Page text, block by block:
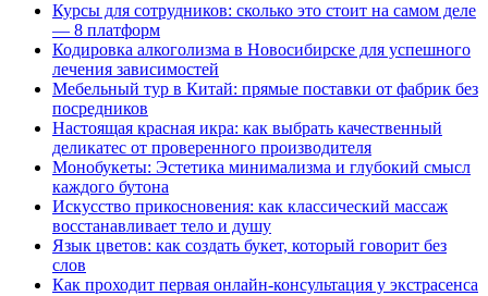
Курсы для сотрудников: сколько это стоит на самом деле
— 8 платформ
Кодировка алкоголизма в Новосибирске для успешного
лечения зависимостей
Мебельный тур в Китай: прямые поставки от фабрик без
посредников
Настоящая красная икра: как выбрать качественный
деликатес от проверенного производителя
Монобукеты: Эстетика минимализма и глубокий смысл
каждого бутона
Искусство прикосновения: как классический массаж
восстанавливает тело и душу
Язык цветов: как создать букет, который говорит без
слов
Как проходит первая онлайн-консультация у экстрасенса